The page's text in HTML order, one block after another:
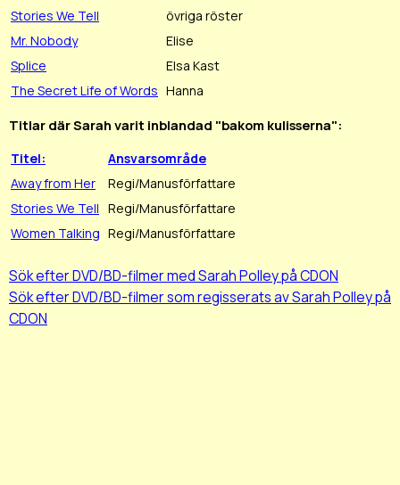
Stories We Tell
övriga röster
Mr. Nobody
Elise
Splice
Elsa Kast
The Secret Life of Words Hanna
Titlar där Sarah varit inblandad "bakom kulisserna":
Titel:
Ansvarsområde
Away from Her
Regi/Manusförfattare
Stories We Tell Regi/Manusförfattare
Women Talking Regi/Manusförfattare
Sök efter DVD/BD-filmer med Sarah Polley på CDON
Sök efter DVD/BD-filmer som regisserats av Sarah Polley på
CDON